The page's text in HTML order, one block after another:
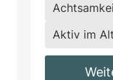
Aktiv im